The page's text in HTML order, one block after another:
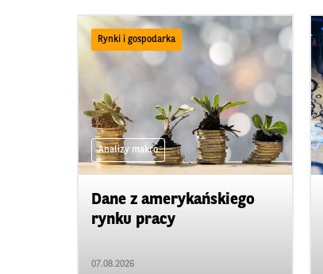
Rynki i gospodarka
Analizy makro
Dane z amerykańskiego
rynku pracy
07.08.2026